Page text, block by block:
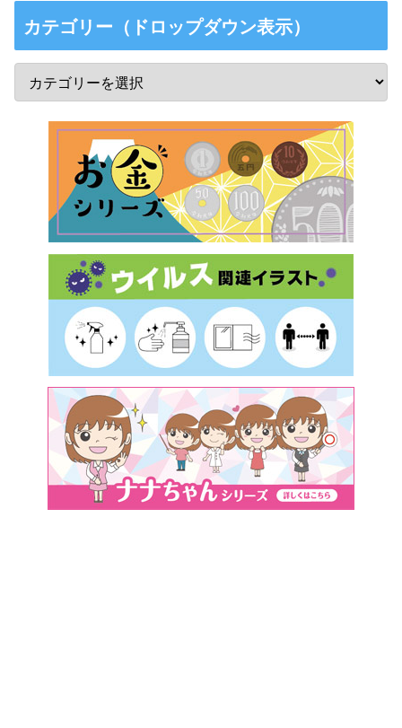
カテゴリー（ドロップダウン表示）